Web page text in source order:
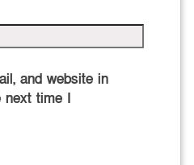
and website in
next time I